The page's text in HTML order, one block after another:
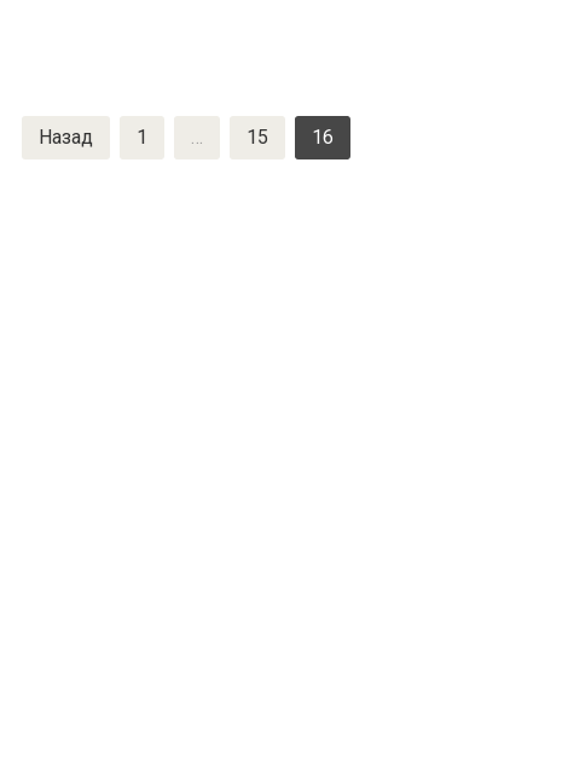
Назад 1 … 15 16